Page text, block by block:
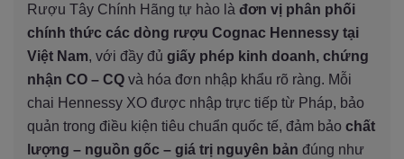
Rượu Tây Chính Hãng tự hào là đơn vị phân phối
chính thức các dòng rượu Cognac Hennessy tại
Việt Nam, với đầy đủ giấy phép kinh doanh, chứng
nhận CO – CQ và hóa đơn nhập khẩu rõ ràng. Mỗi
chai Hennessy XO được nhập trực tiếp từ Pháp, bảo
quản trong điều kiện tiêu chuẩn quốc tế, đảm bảo chất
lượng – nguồn gốc – giá trị nguyên bản đúng như